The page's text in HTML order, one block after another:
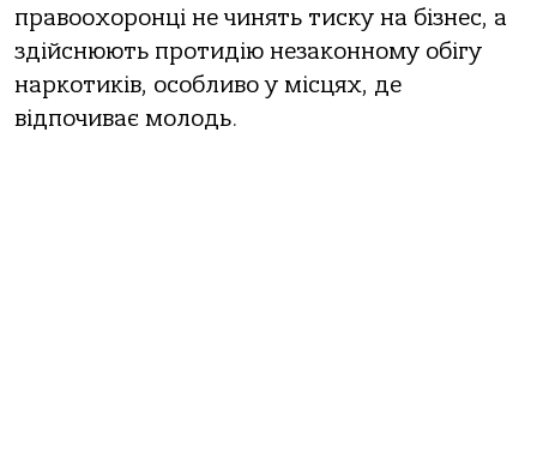
правоохоронці не чинять тиску на бізнес, а
здійснюють протидію незаконному обігу
наркотиків, особливо у місцях, де
відпочиває молодь.